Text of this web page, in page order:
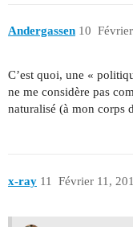
Andergassen 10
C’est quoi, une «
ne me considère pas
naturalisé (à mon corps
x-ray Février 11,
11